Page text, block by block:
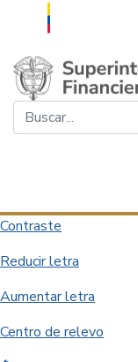
Saltar al contenido
Contraste
Reducir letra
Aumentar letra
Centro de relevo